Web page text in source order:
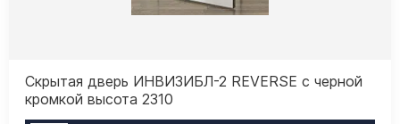
Скрытая дверь ИНВИЗИБЛ-2 REVERSE с черной
кромкой высота 2310